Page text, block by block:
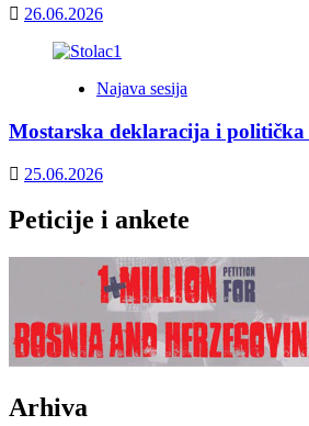
26.06.2026
Najava sesija
Mostarska deklaracija i politička
25.06.2026
Peticije i ankete
Arhiva